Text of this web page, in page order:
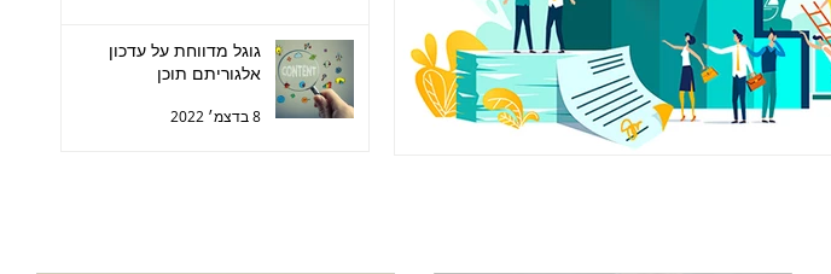
גוגל מדווחת על עדכון
אלגוריתם תוכן
8 בדצמ׳ 2022